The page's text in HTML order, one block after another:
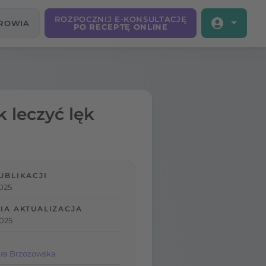
ROZPOCZNIJ E-KONSULTACJĘ
PO RECEPTĘ ONLINE
leczyć lęk
AKTUALIZACJA
Brzozowska